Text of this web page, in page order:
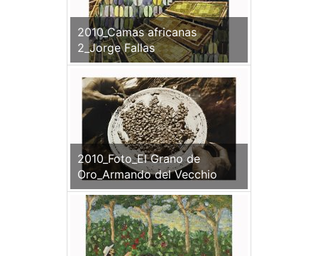
2010_Camas africanas
2_Jorge Fallas
2010_Foto_El Grano de
Oro_Armando del Vecchio